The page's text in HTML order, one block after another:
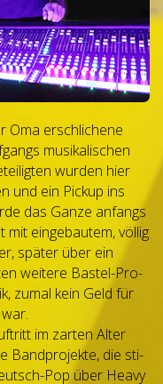
Oma erschli­chene
musi­ka­li­schen
wur­den hier
und ein Pickup ins
das Ganze anfangs
ein­ge­bau­tem, völ­lig
spä­ter über ein
wei­tere Bas­tel-Pro­
zumal kein Geld für
im zar­ten Alter
Band­pro­jekte, die sti­
Pop über Heavy